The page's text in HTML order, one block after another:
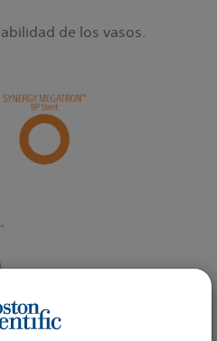
de los vasos.